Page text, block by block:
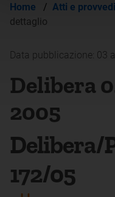
Home / Atti e
dettaglio
Data pubblicazione: 03
Delibera
2005
Delibera/
172/05